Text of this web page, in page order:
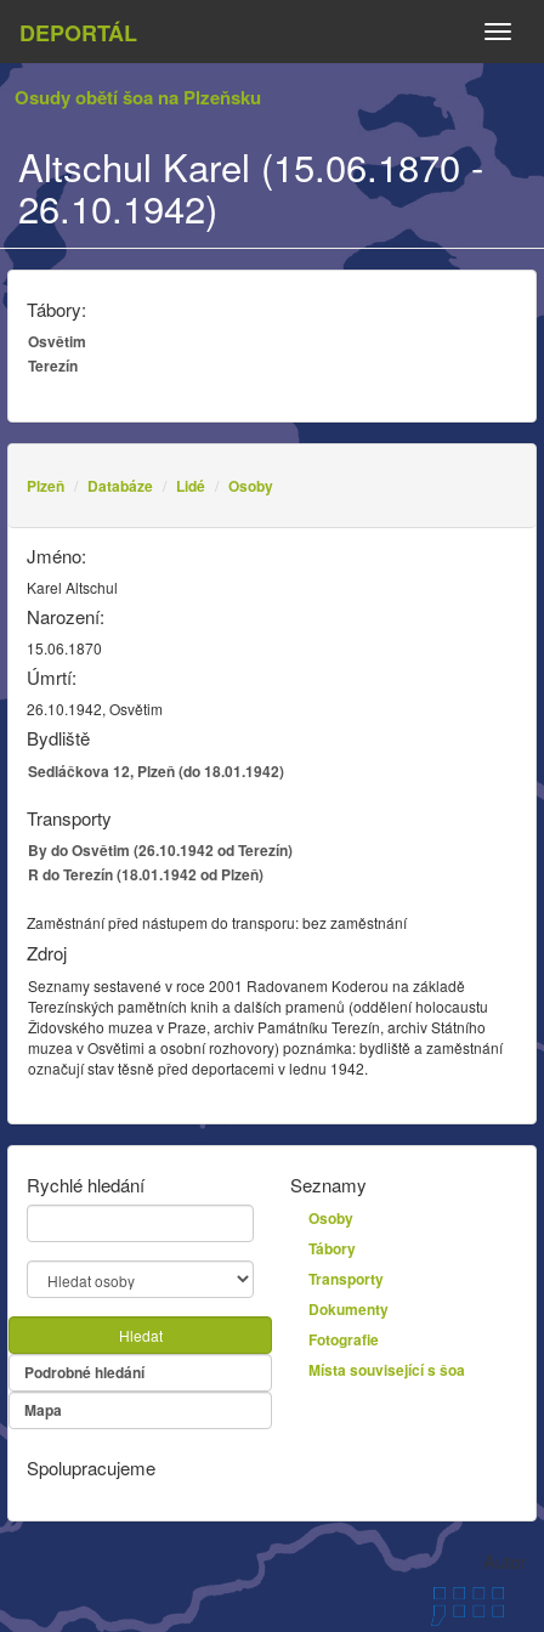
DEPORTÁL
Osudy obětí šoa na Plzeňsku
Altschul Karel (15.06.1870 -
26.10.1942)
Tábory:
Osvětim
Terezín
Plzeň Databáze Lidé Osoby
Jméno:
Karel Altschul
Narození:
15.06.1870
Úmrtí:
26.10.1942, Osvětim
Bydliště
Sedláčkova 12, Plzeň (do 18.01.1942)
Transporty
By do Osvětim (26.10.1942 od Terezín)
R do Terezín (18.01.1942 od Plzeň)
Zaměstnání před nástupem do transporu: bez zaměstnání
Zdroj
Seznamy sestavené v roce 2001 Radovanem Koderou na základě
Terezínských pamětních knih a dalších pramenů (oddělení holocaustu
Židovského muzea v Praze, archiv Památníku Terezín, archiv Státního
muzea v Osvětimi a osobní rozhovory) poznámka: bydliště a zaměstnání
označují stav těsně před deportacemi v lednu 1942.
Rychlé hledání
Hledat
Podrobné hledání
Mapa
Seznamy
Osoby
Tábory
Transporty
Dokumenty
Fotografie
Místa související s šoa
Spolupracujeme
Autor